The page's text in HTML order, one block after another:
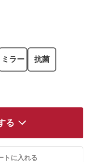
ミラー 抗菌
る
トに入れる